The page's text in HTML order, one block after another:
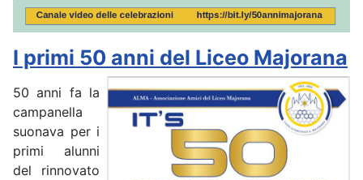
I primi 50 anni del Liceo Majorana
50 anni fa la
campanella
suonava per i
primi alunni
del rinnovato